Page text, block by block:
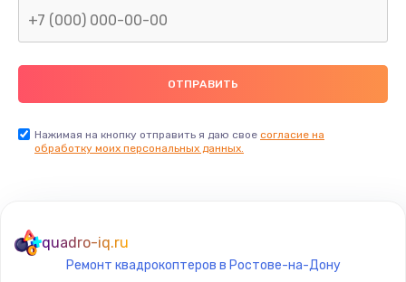
Нажимая на кнопку отправить я даю свое согласие на
обработку моих персональных данных.
quadro-iq.ru
Ремонт квадрокоптеров в Ростове-на-Дону